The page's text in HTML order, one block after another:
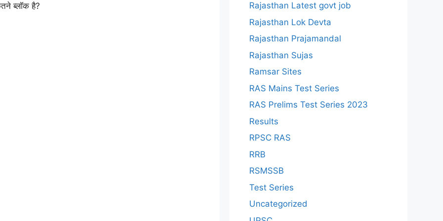
ब्लॉक है?
Rajasthan Latest govt job
Rajasthan Lok Devta
Rajasthan Prajamandal
Rajasthan Sujas
Ramsar Sites
RAS Mains Test Series
RAS Prelims Test Series 2023
Results
RPSC RAS
RRB
RSMSSB
Test Series
Uncategorized